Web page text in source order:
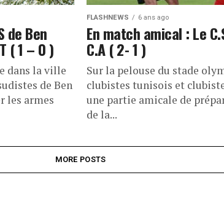
de Ben
( 1 – 0 )
dans la ville
de Ben
les armes
FLASHNEWS 6 ans ago
En match amical : Le
C.A ( 2- 1 )
Sur la pelouse du stade
clubistes tunisois et
une partie amicale de
de la...
MORE POSTS